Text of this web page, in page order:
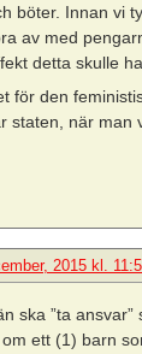
böter. Innan vi
av med
detta skulle
för den
staten, när man
2015 kl.
ska ”ta ansvar”
ett (1) barn